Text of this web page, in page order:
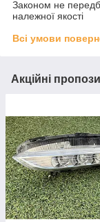
Законом не
належної якості
Всі умови
Акційні